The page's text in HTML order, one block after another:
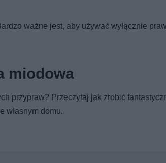
ważne jest, aby używać wyłącznie
miodowa
przypraw? Przeczytaj jak zrobić
własnym domu.